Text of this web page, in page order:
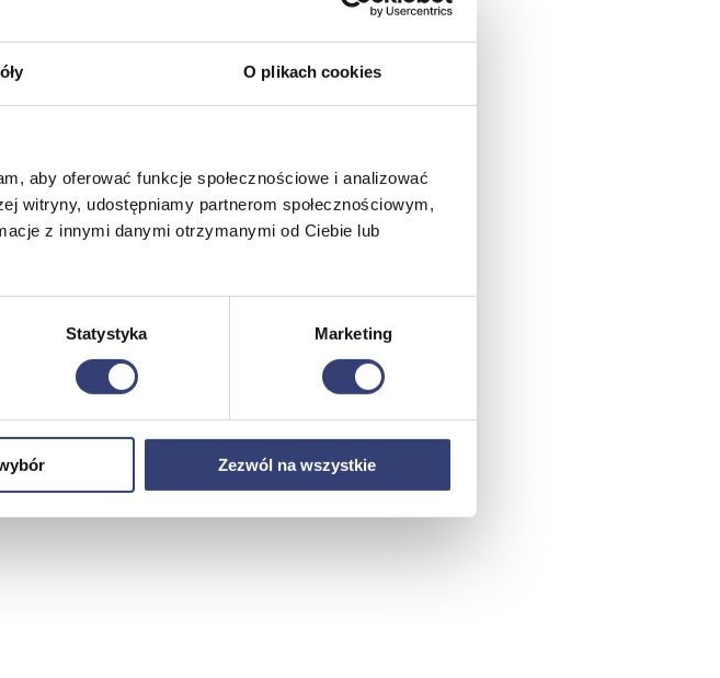
O plikach cookies
aby oferować funkcje społecznościowe i analizować
witryny, udostępniamy partnerom społecznościowym,
z innymi danymi otrzymanymi od Ciebie lub
Statystyka Marketing
Zezwól na wszystkie